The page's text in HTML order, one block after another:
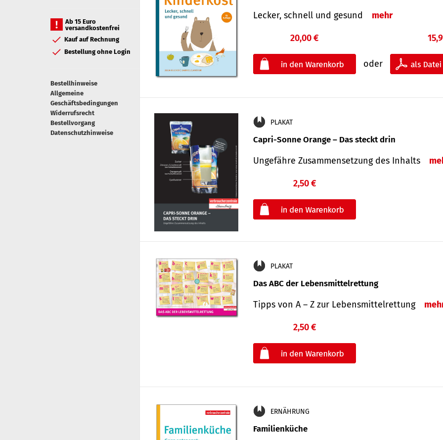
Ab 15 Euro
versandkostenfrei
Kauf auf Rechnung
Bestellung ohne Login
Bestellhinweise
Allgemeine
Geschäftsbedingungen
Widerrufsrecht
Bestellvorgang
Datenschutzhinweise
Lecker, schnell und gesund mehr
20,00 €
oder
PLAKAT
Capri-Sonne Orange – Das steckt drin
Ungefähre Zu­sammen­setzung des Inhalts
2,50 €
PLAKAT
Das ABC der Lebensmittelrettung
Tipps von A – Z zur Lebensmittelrettung
2,50 €
ERNÄHRUNG
Familienküche